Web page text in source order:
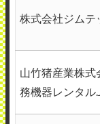
株式会社ジムテ
山竹猪産業株式
務機器レンタル